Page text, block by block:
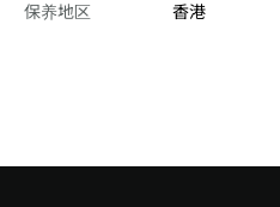
保养地区
香港